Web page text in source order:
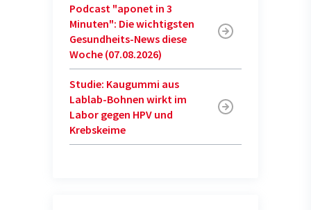
Podcast "aponet in 3
Minuten": Die wichtigsten
Gesundheits-News diese
Woche (07.08.2026)
Studie: Kaugummi aus
Lablab-Bohnen wirkt im
Labor gegen HPV und
Krebskeime